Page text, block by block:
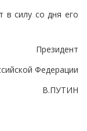
в силу со дня его
Президент
Федерации
В.ПУТИН